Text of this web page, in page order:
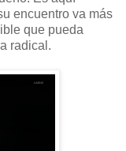
encuentro va más
que pueda
radical.